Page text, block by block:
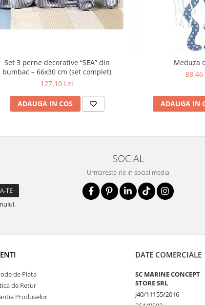
Set 3 perne decorative “SEA” din
bumbac – 66x30 cm (set complet)
127,10 Lei
ADAUGA IN COS
Meduza
88,46
ADAUGA IN
SOCIAL
Urmareste-ne in social media
de Plata
de Retur
Produselor
DATE COMERCIALE
SC MARINE CONCEPT
STORE SRL
J40/11155/2016